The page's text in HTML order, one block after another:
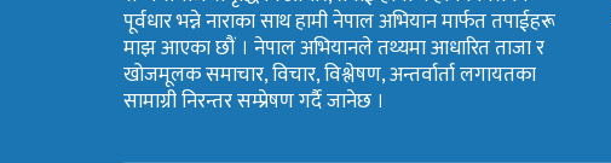
पूर्वधार भन्ने नाराका साथ हामी नेपाल अभियान मार्फत तपाईहरू
माझ आएका छौं । नेपाल अभियानले तथ्यमा आधारित ताजा र
खोजमूलक समाचार, विचार, विश्लेषण, अन्तर्वार्ता लगायतका
सामाग्री निरन्तर सम्प्रेषण गर्दै जानेछ ।